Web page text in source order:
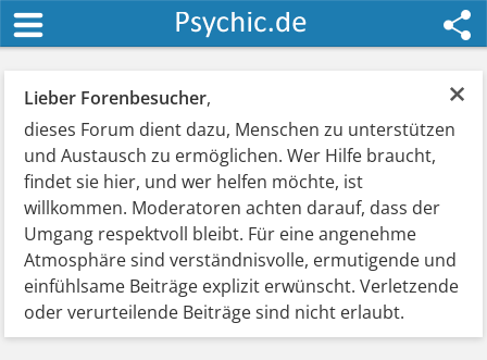
×
Lieber Forenbesucher,
dieses Forum dient dazu, Menschen zu unterstützen
und Austausch zu ermöglichen. Wer Hilfe braucht,
findet sie hier, und wer helfen möchte, ist
willkommen. Moderatoren achten darauf, dass der
Umgang respektvoll bleibt. Für eine angenehme
Atmosphäre sind verständnisvolle, ermutigende und
einfühlsame Beiträge explizit erwünscht. Verletzende
oder verurteilende Beiträge sind nicht erlaubt.